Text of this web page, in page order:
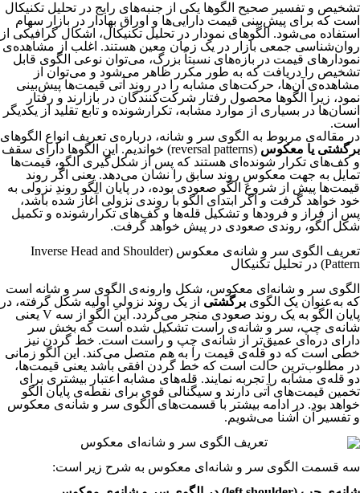
تشخیص و تفسیر صحیح الگوها یکی از جنبه‌های رایج در تحلیل تکنیکال
است که برای پیش‌بینی قیمت دارایی‌ها و اوراق بهادار در بازار سهام
استفاده می‌شود. الگوهای نمودار در تحلیل تکنیکال، اشکال گرافیکی از
روان‌شناسی جمعی بازار در یک زمان معین هستند. اغلب از مشاهده‌ی
نمودا‌رهای قیمت در بازه‌های نسبتاً بزرگ، می‌توان نوعی الگوی قابل
تشخیص را دریافت که به طور مکرر ظاهر می‌شود و می‌توان از
مشاهده‌ی آن‌ها، حرکت‌های مشابه را در روند آتی قیمت‌ها پیش‌بینی
نمود، زیرا الگوها محصول رفتار شرکت‌کنندگان در بازارند و رفتار
انسان‌ها در بسیاری از موارد مشابه، تکرارشونده و تابع تقلید از یکدیگر
است.
در مقاله‌ی مربوط به الگوی سر و شانه، درباره‌ی تعریف انواع الگوهای
برگشتی یا معکوس
(reversal patterns) خواندیم. این الگوها دارای سقف
و کف‌های تکرار شونده‌ای هستند که پس از شکل‌گیری الگو، قیمت‌ها
تمایل به جهت معکوسِ روند سابق را نشان می‌دهد. یعنی اگر روند
قیمت‌ها پیش از شروع الگو صعودی بوده، در پایان الگو روندِ نزولی به
خود خواهد گرفت و اگر ابتدای الگو با روندی نزولی آغاز شده باشد،
پس از فراز و فرودها و تشکیل قله‌ها و کف‌های تکرارشونده و تکمیل
شکل الگو، روندی صعودی در پیش خواهد گرفت.
تعریف الگوی سر و شانه‌ی معکوس (Inverse Head and Shoulder
Pattern) در تحلیل تکنیکال
الگوی سر و شانه‌ای معکوس، شکل وارونه‌ی الگوی سر و شانه است
که به‌عنوان یک الگوی برگشتی از یک روند نزولیِ اولیه شکل گرفته، در
پایان الگو به یک روند صعودی منجر می‌گردد. این الگو از سه V یعنی
شانه‌ی چپ، سر و شانه‌ی راست تشکیل شده است که بخش سر
دارای دره‌ای عمیق‌تر از شانه‌ی چپ و راست است. خط گردن نیز
خطی است که دو قله‌ی قیمت را به هم متصل می‌کند. این الگو زمانی
در مطلوب‌ترین حالت است که خط گردن افقی باشد یعنی قیمت‌ها،
دو قله‌ی مشابه را تجربه نمایند. قله‌های مشابه اعتبار بیشتری برای
تخمین قیمت‌های آتی دارند و سیگنالی قوی برای نقطه‌ی پایان الگو
خواهد بود. در ادامه بیشتر با قسمت‌های الگوی سر و شانه‌ی معکوس
و تفسیر آن آشنا می‌شویم.
سه قسمت الگوی سر و شانه‌ای معکوس به شرح زیر است: